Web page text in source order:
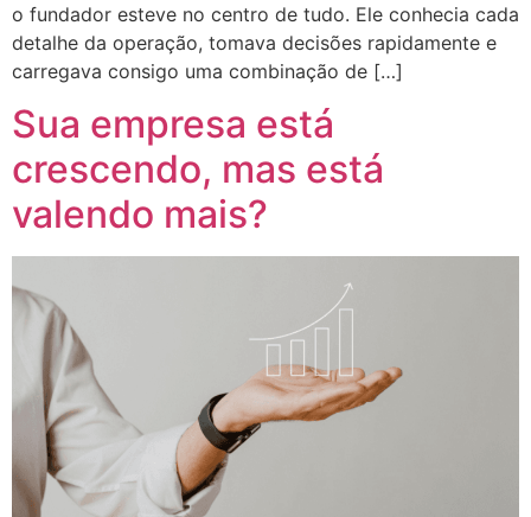
o fundador esteve no centro de tudo. Ele conhecia cada
detalhe da operação, tomava decisões rapidamente e
carregava consigo uma combinação de […]
Sua empresa está
crescendo, mas está
valendo mais?